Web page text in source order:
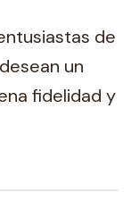
de
un
fidelidad y